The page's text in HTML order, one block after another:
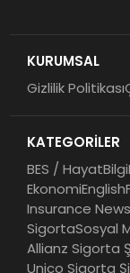
KURUMSAL
Gizlilik Politikası
KATEGORİLER
BES / HayatBilgi
EkonomiEnglish
Insurance News
SigortaSosyal
Allianz Sigorta
Unico Sigorta